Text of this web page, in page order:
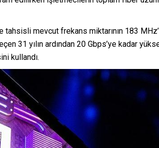
mevcut frekans miktarının 183
31 yılın ardından 20 Gbps’ye kadar
kullandı.